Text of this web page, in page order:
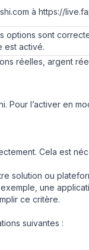
à https://
options sont
est activé.
réelles, argent
Pour l’activer en
Cela est
solution ou
une
ce critère.
suivantes :